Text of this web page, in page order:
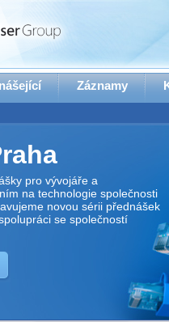
Záznamy
pro vývojáře a
na technologie společnosti
novou sérii přednášek
se společností